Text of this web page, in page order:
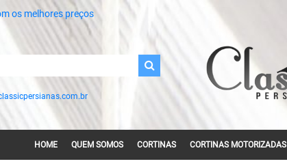
os melhores preços
HOME QUEM SOMOS CORTINAS CORTINAS MOTORIZADAS